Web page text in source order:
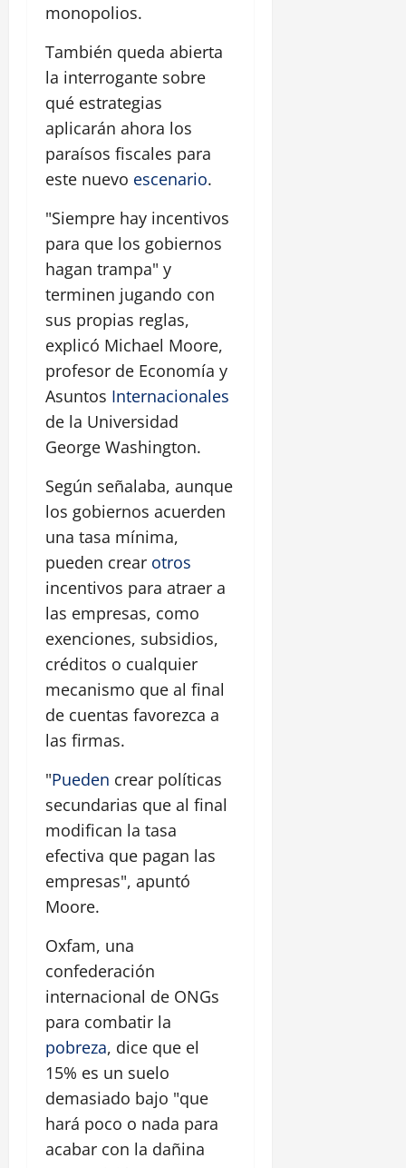
monopolios.
También queda abierta
la interrogante sobre
qué estrategias
aplicarán ahora los
paraísos fiscales para
este nuevo escenario.
"Siempre hay incentivos
para que los gobiernos
hagan trampa" y
terminen jugando con
sus propias reglas,
explicó Michael Moore,
profesor de Economía y
Asuntos Internacionales
de la Universidad
George Washington.
Según señalaba, aunque
los gobiernos acuerden
una tasa mínima,
pueden crear otros
incentivos para atraer a
las empresas, como
exenciones, subsidios,
créditos o cualquier
mecanismo que al final
de cuentas favorezca a
las firmas.
"Pueden crear políticas
secundarias que al final
modifican la tasa
efectiva que pagan las
empresas", apuntó
Moore.
Oxfam, una
confederación
internacional de ONGs
para combatir la
pobreza, dice que el
15% es un suelo
demasiado bajo "que
hará poco o nada para
acabar con la dañina